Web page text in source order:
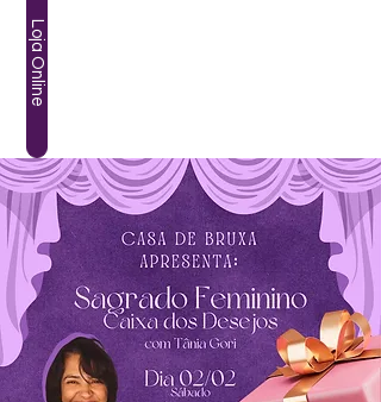
Loja Online